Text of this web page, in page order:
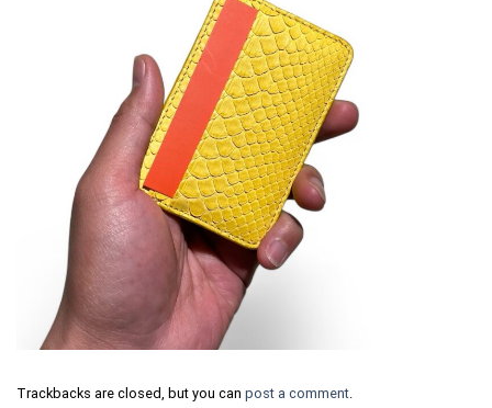
Trackbacks are closed, but you can post a comment.